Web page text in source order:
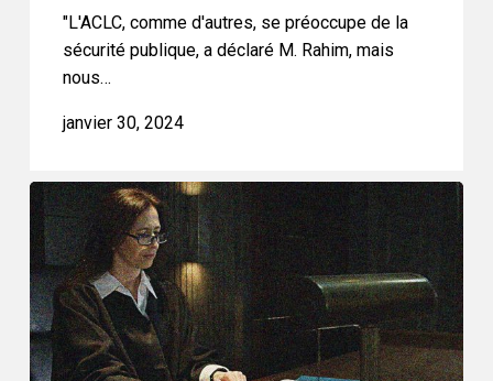
détenus
dans
prisons
l’Ontario
l’an
dernier
étaient
légalement
innocents
et
"L'ACLC, comme d'autres, se préoccupe de la
sécurité publique, a déclaré M. Rahim, mais
nous…
janvier 30, 2024
L’ACLC
félicite
le
Sénat
pour
l’adoption
des